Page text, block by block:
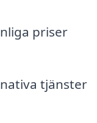
priser
tjänster